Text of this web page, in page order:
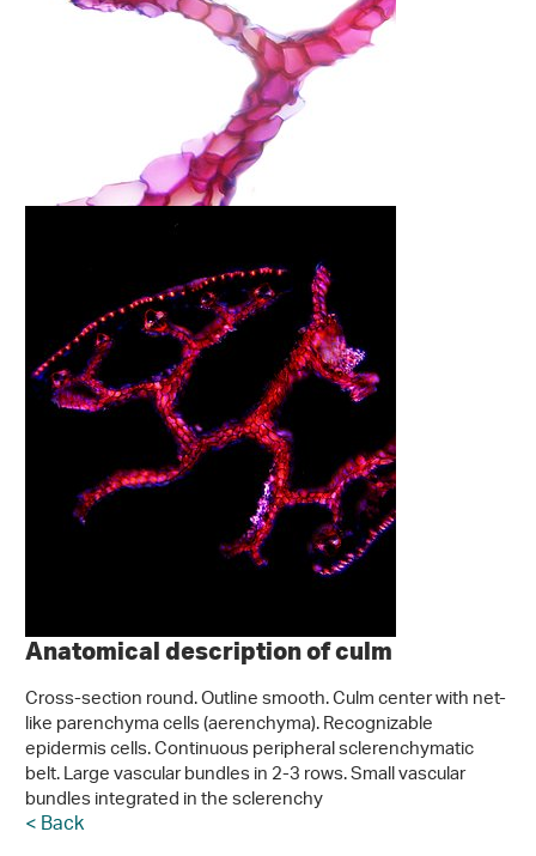
Anatomical description of culm
Cross-section round. Outline smooth. Culm center with net-
like parenchyma cells (aerenchyma). Recognizable
epidermis cells. Continuous peripheral sclerenchymatic
belt. Large vascular bundles in 2-3 rows. Small vascular
bundles integrated in the sclerenchy
< Back